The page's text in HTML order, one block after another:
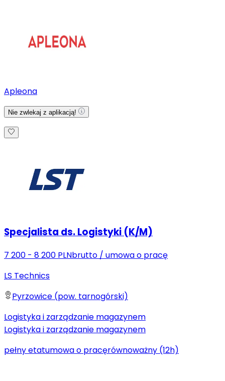
Apleona
Nie zwlekaj z aplikacją!
Specjalista ds. Logistyki (K/M)
7 200 - 8 200 PLNbrutto / umowa o pracę
LS Technics
Pyrzowice (pow. tarnogórski)
Logistyka i zarządzanie magazynem
Logistyka i zarządzanie magazynem
pełny etatumowa o pracęrównoważny (12h)